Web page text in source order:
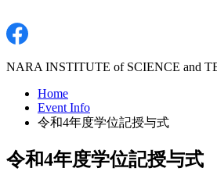
NARA INSTITUTE of SCIENCE and
Home
Event Info
令和4年度学位記授与式
令和4年度学位記授与式